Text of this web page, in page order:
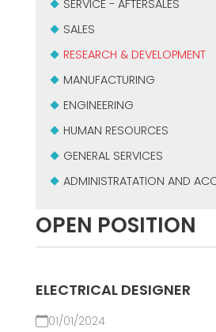
CERTIFIKOVANÝ SECOND-HAND
SERVICE - AFTERSALES
SALES
RESEARCH & DEVELOPMENT
MANUFACTURING
ENGINEERING
HUMAN RESOURCES
GENERAL SERVICES
ADMINISTRATATION AND
OPEN POSITION
ELECTRICAL DESIGNER
01/01/2024